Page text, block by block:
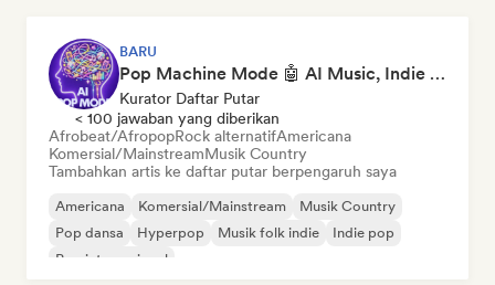
BARU
Pop Machine Mode 🤖 AI Music, Indie Pop & Dream Pop
Kurator Daftar Putar
< 100 jawaban yang diberikan
Afrobeat/AfropopRock alternatifAmericana
Komersial/MainstreamMusik Country
Tambahkan artis ke daftar putar berpengaruh saya
Americana Komersial/Mainstream
Musik Country
Pop dansa
Hyperpop Musik folk indie
Indie pop
Pop internasional